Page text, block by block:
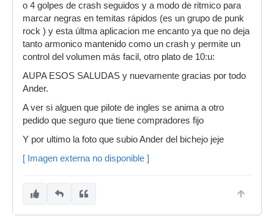
o 4 golpes de crash seguidos y a modo de ritmico para
marcar negras en temitas rápidos (es un grupo de punk
rock ) y esta últma aplicacion me encanto ya que no deja
tanto armonico mantenido como un crash y permite un
control del volumen más facil, otro plato de 10:u:
AUPA ESOS SALUDAS y nuevamente gracias por todo
Ander.
A ver si alguen que pilote de ingles se anima a otro
pedido que seguro que tiene compradores fijo
Y por ultimo la foto que subio Ander del bichejo jeje
[ Imagen externa no disponible ]